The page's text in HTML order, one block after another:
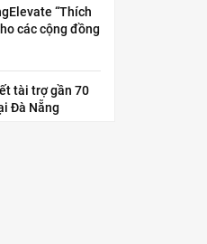
“Thích
các cộng đồng
tài trợ gần 70
Đà Nẵng